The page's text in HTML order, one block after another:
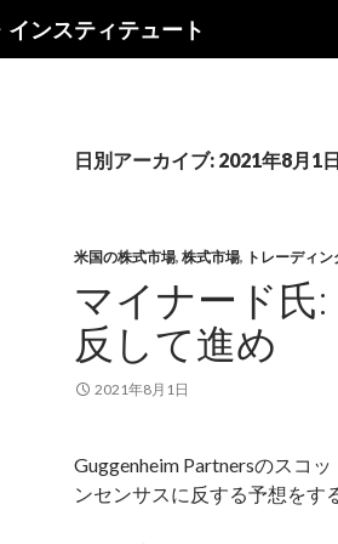
ンスティテュート
日別アーカイブ: 2021年8月1日
米国の株式市場, 株式市場, トレーディ
マイナード氏
反して進め
2021年8月1日
Guggenheim Partnersのスコ
ンセンサスに反する予想をす